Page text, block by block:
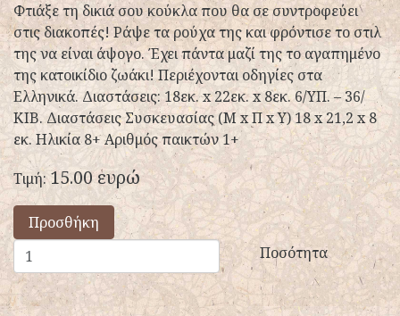
Φτιάξε τη δικιά σου κούκλα που θα σε συντροφεύει
στις διακοπές! Ράψε τα ρούχα της και φρόντισε το στιλ
της να είναι άψογο. Έχει πάντα μαζί της το αγαπημένο
της κατοικίδιο ζωάκι! Περιέχονται οδηγίες στα
Ελληνικά. Διαστάσεις: 18εκ. x 22εκ. x 8εκ. 6/ΥΠ. – 36/
ΚΙΒ. Διαστάσεις Συσκευασίας (Μ x Π x Y) 18 x 21,2 x 8
εκ. Ηλικία 8+ Αριθμός παικτών 1+
Τιμή:15.00 ευρώ
Προσθήκη
Ποσότητα